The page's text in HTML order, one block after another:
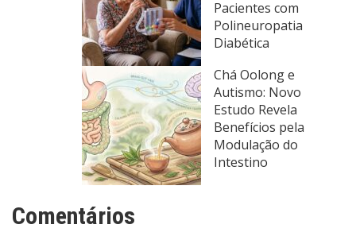
Pacientes com
Polineuropatia
Diabética
Chá Oolong e
Autismo: Novo
Estudo Revela
Benefícios pela
Modulação do
Intestino
Comentários